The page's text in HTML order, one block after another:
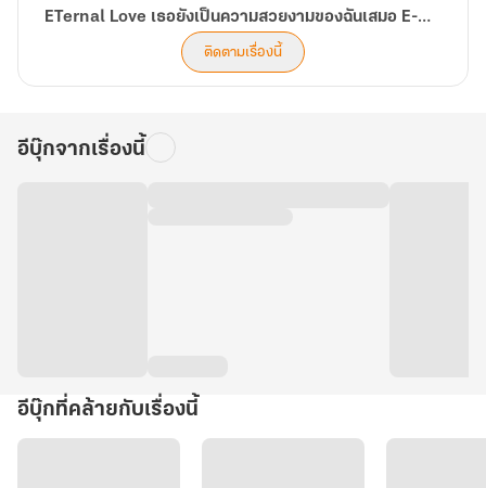
ETernal Love เธอยังเป็นความสวยงามของฉันเสมอ E-BOOk จบแล้ว
ติดตามเรื่องนี้
อีบุ๊กจากเรื่องนี้
อีบุ๊กที่คล้ายกับเรื่องนี้